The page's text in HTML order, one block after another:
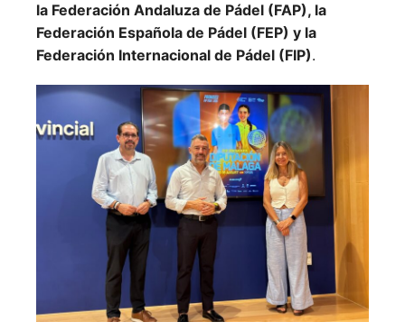
la Federación Andaluza de Pádel (FAP), la
Federación Española de Pádel (FEP) y la
Federación Internacional de Pádel (FIP).